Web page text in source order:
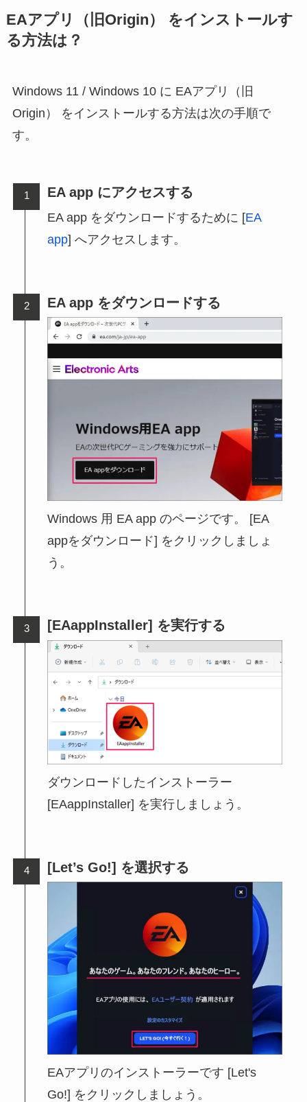
EAアプリ（旧Origin） をインストールす
る方法は？
Windows 11 / Windows 10 に EAアプリ（旧
Origin） をインストールする方法は次の手順で
す。
EA app にアクセスする
EA app をダウンロードするために [EA
app] へアクセスします。
EA app をダウンロードする
Windows 用 EA app のページです。 [EA
appをダウンロード] をクリックしましょ
う。
[EAappInstaller] を実行する
ダウンロードしたインストーラー
[EAappInstaller] を実行しましょう。
[Let’s Go!] を選択する
EAアプリのインストーラーです [Let's
Go!] をクリックしましょう。